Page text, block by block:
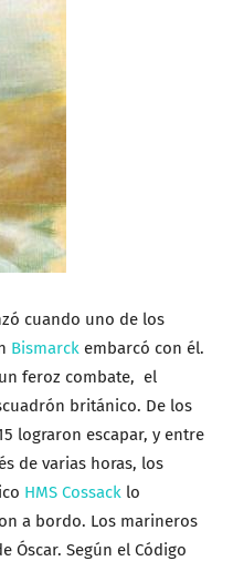
cuando uno de los
Bismarck embarcó con él.
feroz combate, el
británico. De los
lograron escapar, y entre
de varias horas, los
HMS Cossack lo
a bordo. Los marineros
Óscar. Según el Código